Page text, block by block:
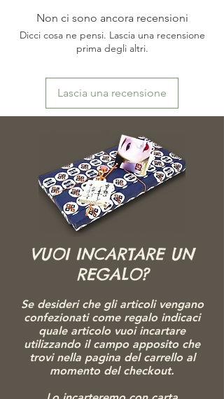
Materiale /: carta giapponese
Non ci sono ancora recensioni
Dicci cosa ne pensi. Lascia una recensione
prima degli altri.
Lascia una recensione
VUOI INCARTARE UN
REGALO?
Se desideri che gli articoli vengano
confezionati come regalo indicaci
quale articolo vuoi incartare
utilizzando il campo apposito che
trovi nella pagina del carrello al
momento del checkout.